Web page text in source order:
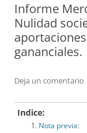
Informe
Nulidad
gananciales.
Deja un comentario
Indice:
Nota previa: